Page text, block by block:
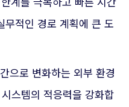
무적인 경로 계획에 큰 도
으로 변화하는 외부 환경
스템의 적응력을 강화합